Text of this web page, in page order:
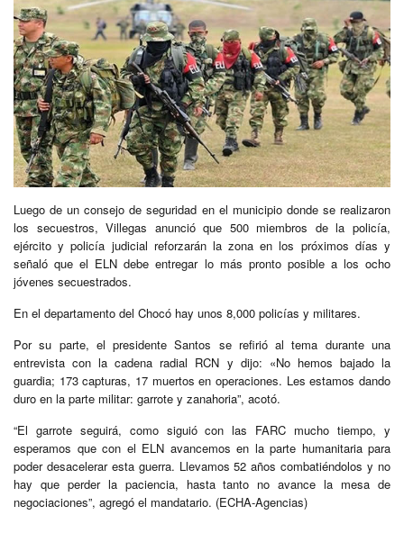
Luego de un consejo de seguridad en el municipio donde se realizaron
los secuestros, Villegas anunció que 500 miembros de la policía,
ejército y policía judicial reforzarán la zona en los próximos días y
señaló que el ELN debe entregar lo más pronto posible a los ocho
jóvenes secuestrados.
En el departamento del Chocó hay unos 8,000 policías y militares.
Por su parte, el presidente Santos se refirió al tema durante una
entrevista con la cadena radial RCN y dijo: «No hemos bajado la
guardia; 173 capturas, 17 muertos en operaciones. Les estamos dando
duro en la parte militar: garrote y zanahoria”, acotó.
“El garrote seguirá, como siguió con las FARC mucho tiempo, y
esperamos que con el ELN avancemos en la parte humanitaria para
poder desacelerar esta guerra. Llevamos 52 años combatiéndolos y no
hay que perder la paciencia, hasta tanto no avance la mesa de
negociaciones”, agregó el mandatario. (ECHA-Agencias)